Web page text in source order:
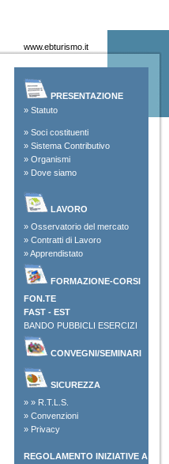
www.ebturismo.it
PRESENTAZIONE
» Statuto
» Soci costituenti
» Sistema Contributivo
» Organismi
» Dove siamo
LAVORO
» Osservatorio del mercato
» Contratti di Lavoro
»Apprendistato
FORMAZIONE-CORSI
FON.TE
FAST - EST
BANDO PUBBICLI ESERCIZI
CONVEGNI/SEMINARI
SICUREZZA
» » R.T.L.S.
» Convenzioni
» Privacy
REGOLAMENTO INIZIATIVE A